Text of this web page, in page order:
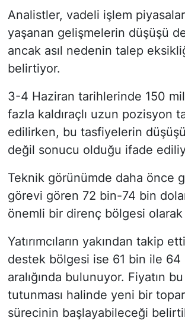
Analistler, vadeli işlem
yaşanan gelişmelerin düşüşü
ancak asıl nedenin talep
belirtiyor.
3-4 Haziran tarihlerinde 150
fazla kaldıraçlı uzun pozisyon
edilirken, bu tasfiyelerin
değil sonucu olduğu ifade
Teknik görünümde daha önce
görevi gören 72 bin-74 bin dolar
önemli bir direnç bölgesi olarak
Yatırımcıların yakından takip
destek bölgesi ise 61 bin ile 64
aralığında bulunuyor. Fiyatın
tutunması halinde yeni bir
sürecinin başlayabileceği